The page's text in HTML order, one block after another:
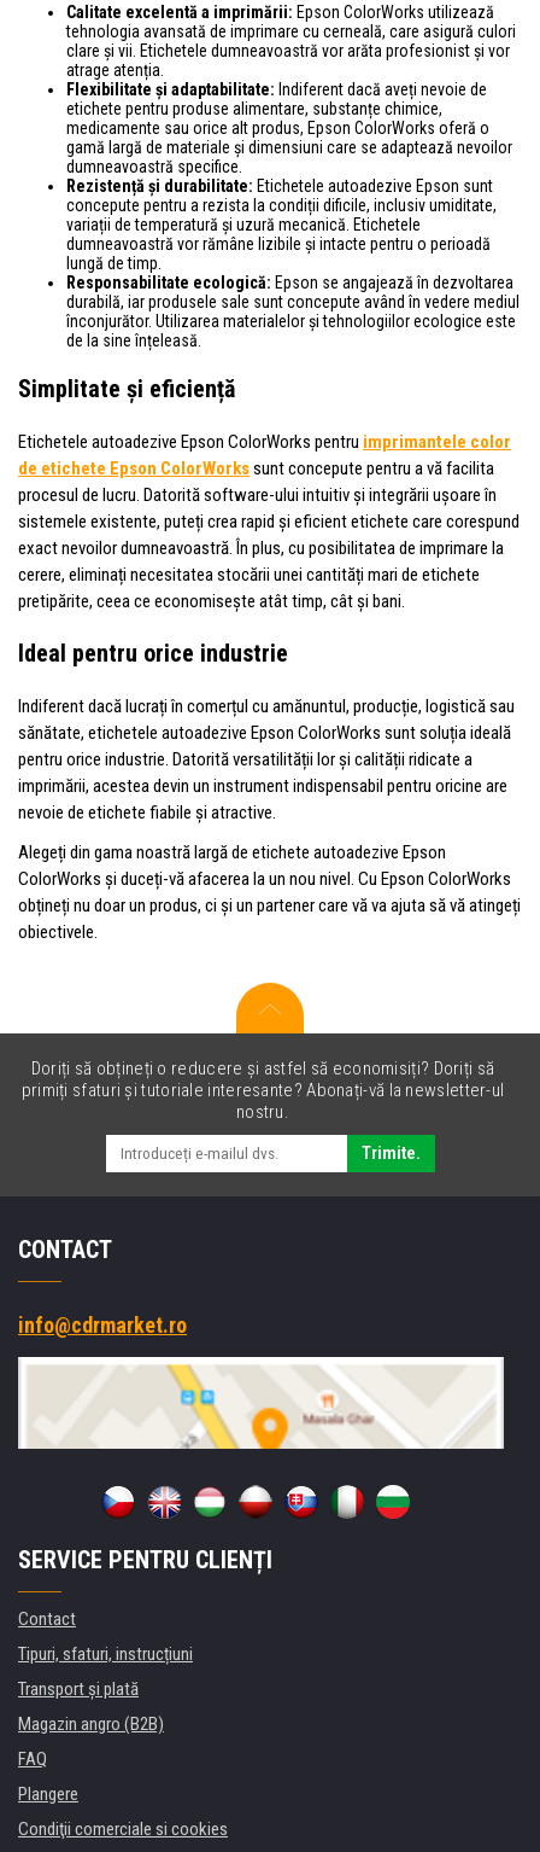
Calitate excelentă a imprimării: Epson ColorWorks utilizează
tehnologia avansată de imprimare cu cerneală, care asigură culori
clare și vii. Etichetele dumneavoastră vor arăta profesionist și vor
atrage atenția.
Flexibilitate și adaptabilitate: Indiferent dacă aveți nevoie de
etichete pentru produse alimentare, substanțe chimice,
medicamente sau orice alt produs, Epson ColorWorks oferă o
gamă largă de materiale și dimensiuni care se adaptează nevoilor
dumneavoastră specifice.
Rezistență și durabilitate: Etichetele autoadezive Epson sunt
concepute pentru a rezista la condiții dificile, inclusiv umiditate,
variații de temperatură și uzură mecanică. Etichetele
dumneavoastră vor rămâne lizibile și intacte pentru o perioadă
lungă de timp.
Responsabilitate ecologică: Epson se angajează în dezvoltarea
durabilă, iar produsele sale sunt concepute având în vedere mediul
înconjurător. Utilizarea materialelor și tehnologiilor ecologice este
de la sine înțeleasă.
Simplitate și eficiență
Etichetele autoadezive Epson ColorWorks pentru imprimantele color
de etichete Epson ColorWorkssunt concepute pentru a vă facilita
procesul de lucru. Datorită software-ului intuitiv și integrării ușoare în
sistemele existente, puteți crea rapid și eficient etichete care corespund
exact nevoilor dumneavoastră. În plus, cu posibilitatea de imprimare la
cerere, eliminați necesitatea stocării unei cantități mari de etichete
pretipărite, ceea ce economisește atât timp, cât și bani.
Ideal pentru orice industrie
Indiferent dacă lucrați în comerțul cu amănuntul, producție, logistică sau
sănătate, etichetele autoadezive Epson ColorWorks sunt soluția ideală
pentru orice industrie. Datorită versatilității lor și calității ridicate a
imprimării, acestea devin un instrument indispensabil pentru oricine are
nevoie de etichete fiabile și atractive.
Alegeți din gama noastră largă de etichete autoadezive Epson
ColorWorks și duceți-vă afacerea la un nou nivel. Cu Epson ColorWorks
obțineți nu doar un produs, ci și un partener care vă va ajuta să vă atingeți
obiectivele.
Doriți să obțineți o reducere și astfel să economisiți? Doriți să
primiți sfaturi și tutoriale interesante? Abonați-vă la newsletter-ul
nostru.
Trimite.
CONTACT
info@cdrmarket.ro
SERVICE PENTRU CLIENȚI
Contact
Tipuri, sfaturi, instrucțiuni
Transport şi plată
Magazin angro (B2B)
FAQ
Plangere
Condiţii comerciale si cookies